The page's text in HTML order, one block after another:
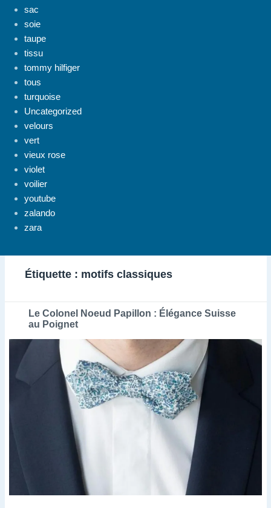
sac
soie
taupe
tissu
tommy hilfiger
tous
turquoise
Uncategorized
velours
vert
vieux rose
violet
voilier
youtube
zalando
zara
Étiquette : motifs classiques
Le Colonel Noeud Papillon : Élégance Suisse
au Poignet